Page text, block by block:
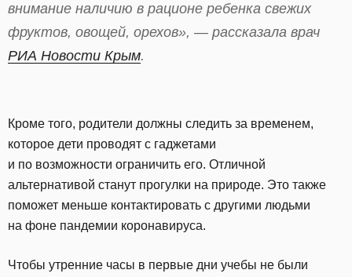
внимание наличию в рационе ребенка свежих
фруктов, овощей, орехов», — рассказала врач
РИА Новости Крым.
Кроме того, родители должны следить за временем,
которое дети проводят с гаджетами
и по возможности ограничить его. Отличной
альтернативой станут прогулки на природе. Это также
поможет меньше контактировать с другими людьми
на фоне пандемии коронавируса.
Чтобы утренние часы в первые дни учебы не были